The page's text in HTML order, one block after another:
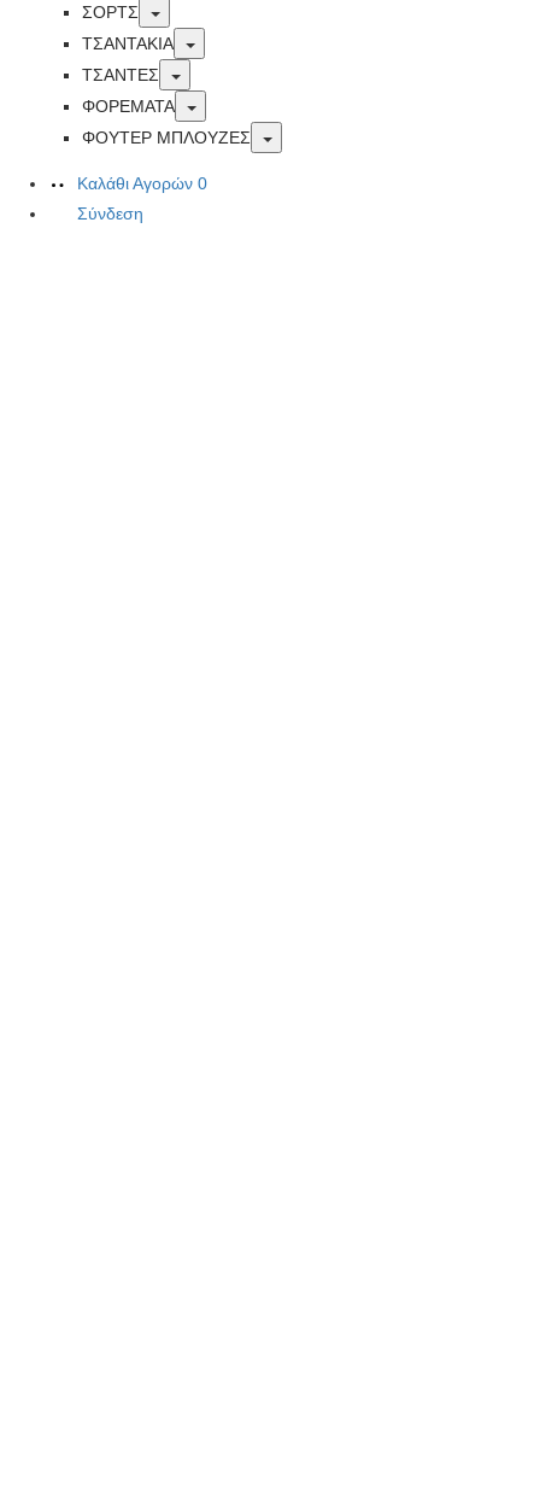
ΣΟΡΤΣ
Toggle
ΤΣΑΝΤΑΚΙΑ
Toggle
ΤΣΑΝΤΕΣ
Toggle
ΦΟΡΕΜΑΤΑ
Toggle
ΦΟΥΤΕΡ ΜΠΛΟΥΖΕΣ
Toggle
Καλάθι Αγορών 0
Σύνδεση